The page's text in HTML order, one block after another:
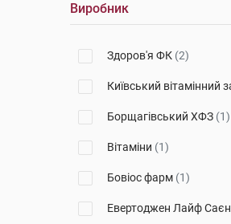
Виробник
Здоров'я ФК (2)
Київський вітамінний
Борщагівський ХФЗ (1)
Вітаміни (1)
Бовіос фарм (1)
Евертоджен Лайф